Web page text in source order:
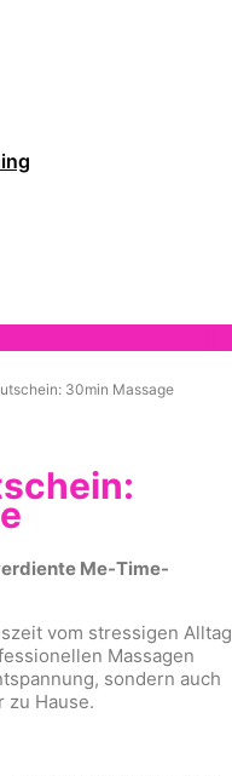
30min Massage
Me-Time-
vom stressigen Alltag
Massagen
sondern auch
zu Hause.